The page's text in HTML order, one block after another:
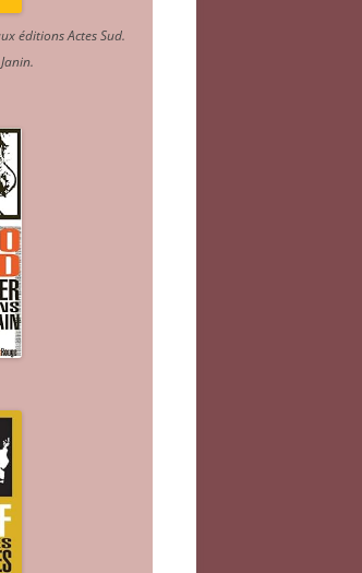
éditions Actes Sud.
.